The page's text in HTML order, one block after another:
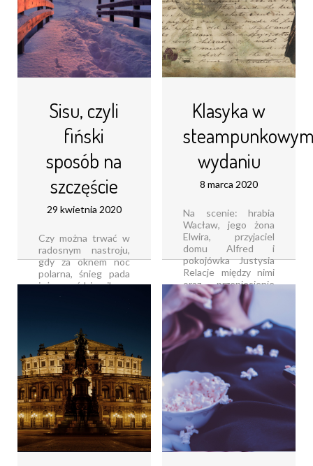
Sisu, czyli
fiński
sposób na
szczęście
29 kwietnia 2020
Czy można trwać w
radosnym nastroju,
gdy za oknem noc
polarna, śnieg pada
już w październiku, a
tajemnica fińskiej
pogody ducha i co
sprawiło, że naród
ten został
okrzyknięty [...]
Czytaj dalej...
Klasyka w
wydaniu
8 marca 2020
Na scenie: hrabia
Wacław, jego żona
Elwira, przyjaciel
domu Alfred i
pokojówka Justysia
Relacje między nimi
oraz przeniesienie
ich losów z XIX-
wiecznych salonów
do współczesności
zdecydowanie
zwiastują dobrą
zabawę!
Przeniesienie [...]
Czytaj dalej...